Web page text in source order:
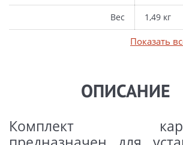
Вес 1,49 кг
Показать
ОПИСАНИЕ
Комплект